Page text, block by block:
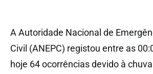
A Autoridade Nacional de
Civil (ANEPC) registou entre as
hoje 64 ocorrências devido à